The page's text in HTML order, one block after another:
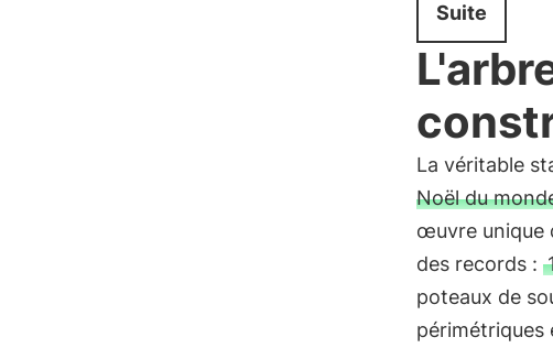
Suite
La véritable
Noël du
œuvre unique
des records :
poteaux de
périmétriques